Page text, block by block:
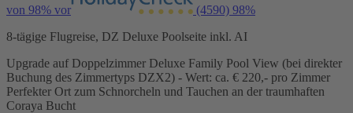
von 98% vor (4590) 98%
8-tägige Flugreise, DZ Deluxe Poolseite inkl. AI
Upgrade auf Doppelzimmer Deluxe Family Pool View (bei direkter
Buchung des Zimmertyps DZX2) - Wert: ca. € 220,- pro Zimmer
Perfekter Ort zum Schnorcheln und Tauchen an der traumhaften
Coraya Bucht